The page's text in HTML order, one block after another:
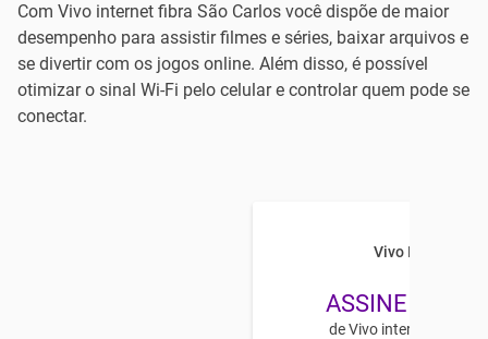
Com Vivo internet fibra São Carlos você dispõe de maior
desempenho para assistir filmes e séries, baixar arquivos e
se divertir com os jogos online. Além disso, é possível
otimizar o sinal Wi-Fi pelo celular e controlar quem pode se
conectar.
Vivo Internet
ASSINE 50
de Vivo internet no